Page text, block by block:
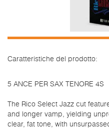
Caratteristiche del prodotto:
5 ANCE PER SAX TENORE 4S
The Rico Select Jazz cut
and longer vamp, yielding
clear, fat tone, with